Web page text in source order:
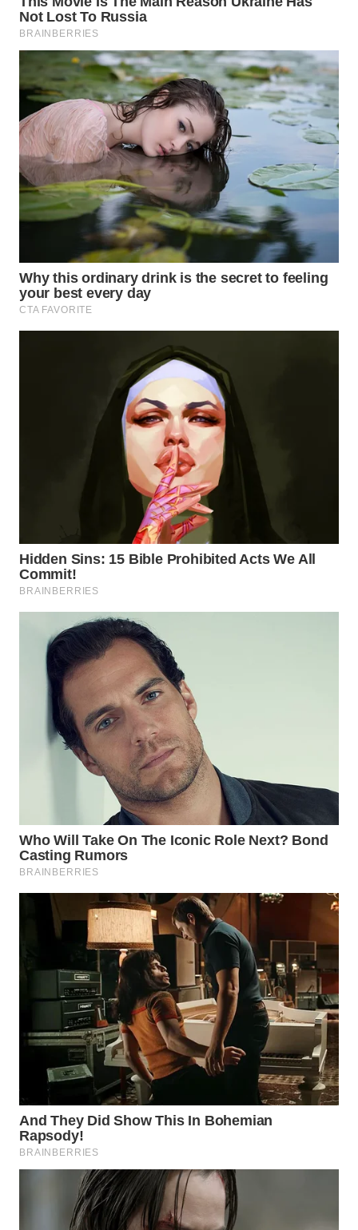
WAHANA
Wahana
Network
KONSUMEN
LISTRIK
MASYARAKAT
KELISTRIKAN
MAWAKA
ID
LKKI
KOPEKLIN
PORTAL
KONSUMEN
FORWAMKI
ALPERKLINAS
TAMBANG
NEWS
NEWS
SIDIKALANG
SIBARAGAS
NEWS
METRO
SIANTAR
NEWS
METRO
MEDAN
NEWS
JAKARTA